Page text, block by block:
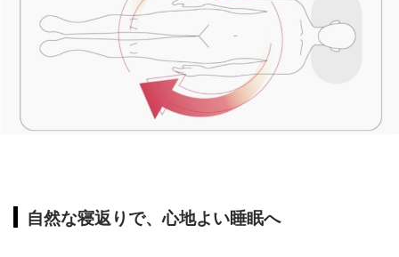
自然な寝返りで、心地よい睡眠へ